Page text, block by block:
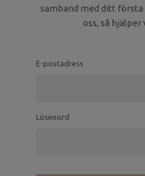
samband med ditt
oss, så hjälper
E-postadress
Lösenord